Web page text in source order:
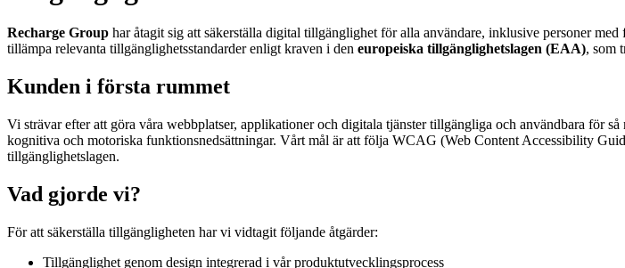
Recharge Group har åtagit sig att säkerställa digital tillgänglighet för alla användare, inklusive personer
tillämpa relevanta tillgänglighetsstandarder enligt kraven i den europeiska tillgänglighetslagen (EAA), som
Kunden i första rummet
Vi strävar efter att göra våra webbplatser, applikationer och digitala tjänster tillgängliga och användbara för
kognitiva och motoriska funktionsnedsättningar. Vårt mål är att följa WCAG (Web Content Accessibility
tillgänglighetslagen.
Vad gjorde vi?
För att säkerställa tillgängligheten har vi vidtagit följande åtgärder:
Tillgänglighet genom design integrerad i vår produktutvecklingsprocess